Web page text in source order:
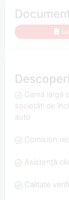
Gamă largă
societăți de
auto
Comision
Asistență
Calitate